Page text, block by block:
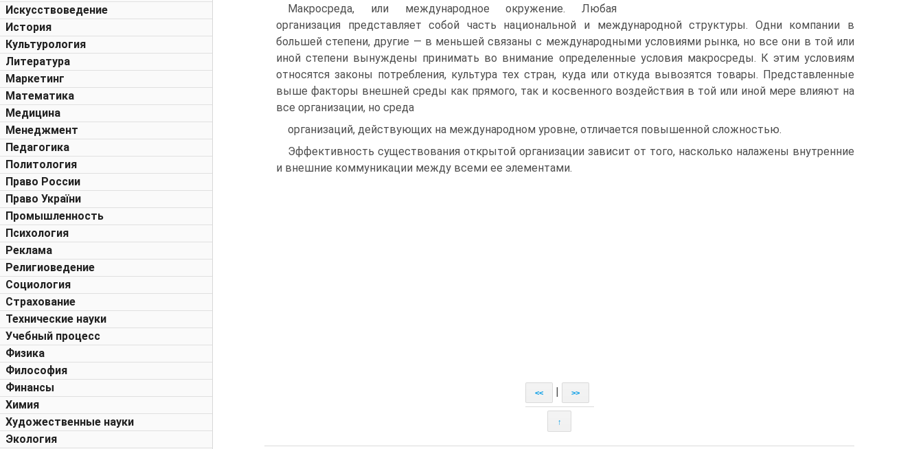
Искусствоведение
История
Культурология
Литература
Маркетинг
Математика
Медицина
Менеджмент
Педагогика
Политология
Право России
Право України
Промышленность
Психология
Реклама
Религиоведение
Социология
Страхование
Технические науки
Учебный процесс
Физика
Философия
Финансы
Химия
Художественные науки
Экология
Макросреда, или международное окружение. Любая
организация представляет собой часть национальной и международной структуры. Одни компании в
большей степени, другие — в меньшей связаны с международными условиями рынка, но все они в той или
иной степени вынуждены принимать во внимание определенные условия макросреды. К этим условиям
относятся законы потребления, культура тех стран, куда или откуда вывозятся товары. Представленные
выше факторы внешней среды как прямого, так и косвенного воздействия в той или иной мере влияют на
все организации, но среда
организаций, действующих на международном уровне, отличается повышенной сложностью.
Эффективность существования открытой организации зависит от того, насколько налажены внутренние
и внешние коммуникации между всеми ее элементами.
<< >>
↑